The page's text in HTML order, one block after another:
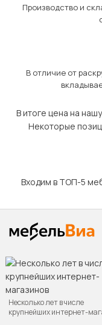
Производство и
В отличие от
В итоге цена на
Некоторые
Входим в ТОП-5
Несколько лет в числе
крупнейших интернет-